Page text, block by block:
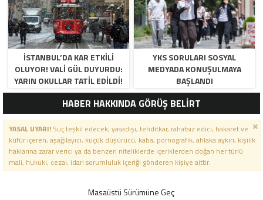
İSTANBUL’DA KAR ETKILI
OLUYOR! VALI GÜL DUYURDU:
YARIN OKULLAR TATIL EDILDI!
YKS SORULARI SOSYAL
MEDYADA KONUŞULMAYA
BAŞLANDI
HABER HAKKINDA GÖRÜŞ BELİRT
YASAL UYARI!Suç teşkil edecek, yasadışı, tehditkar, rahatsız edici, hakaret ve
küfür içeren, aşağılayıcı, küçük düşürücü, kaba, pornografik, ahlaka aykırı, kişilik
haklarına zarar verici ya da benzeri niteliklerde içeriklerden doğan her türlü
mali, hukuki, cezai, idari sorumluluk içeriği gönderen kişiye aittir.
Masaüstü Sürümüne Geç